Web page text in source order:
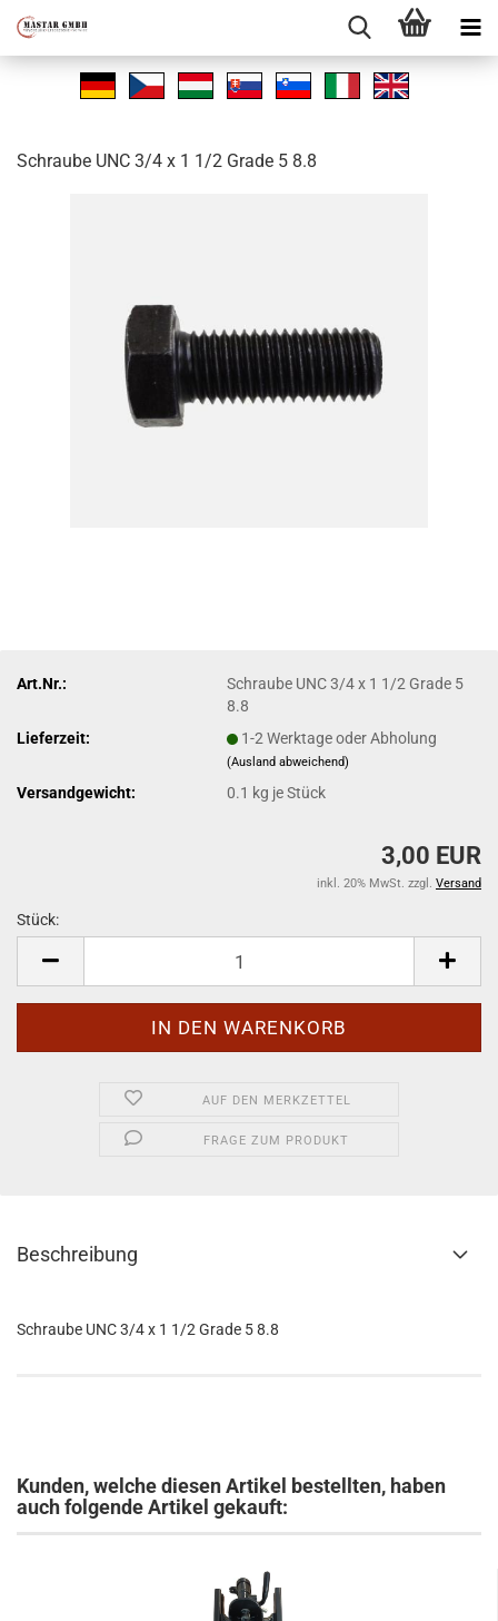
Schrau­be UNC 3/4 x 1 1/2 Grade 5 8.8
Art.Nr.:
Schraube UNC 3/4 x 1 1/2 Grade 5
8.8
Lieferzeit:
1-2 Werktage oder Abholung
(Ausland abweichend)
Versandgewicht: 0.1 kg je Stück
3,00 EUR
inkl. 20% MwSt. zzgl. Versand
Stück:
AUF DEN MERKZETTEL
FRAGE ZUM PRODUKT
Beschreibung
Schraube UNC 3/4 x 1 1/2 Grade 5 8.8
Kunden, welche diesen Artikel bestellten, haben
auch folgende Artikel gekauft: